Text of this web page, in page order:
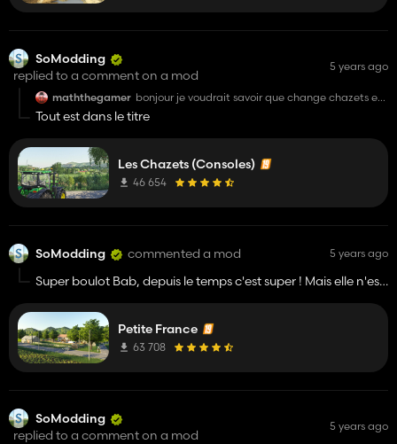
SoModding
replied to a comment on a mod
5 years ago
maththegamer bonjour je voudrait savoir que change chazets et
chazets console merci
Tout est dans le titre
Les Chazets (Consoles)
46 654
SoModding commented a mod 5 years ago
Super boulot Bab, depuis le temps c'est super ! Mais elle n'est
Petite France
63 708
SoModding
replied to a comment on a mod
5 years ago